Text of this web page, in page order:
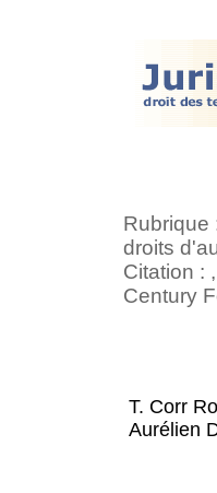
Rubrique
droits
Citation :
Century
T. Corr
Aurélien